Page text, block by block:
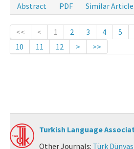
Abstract
PDF Similar
<< < 1 2 3 4 5
10
11 12 > >>
Turkish Language
Other Journals: Türk